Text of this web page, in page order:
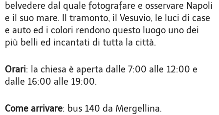
belvedere dal quale fotografare e osservare Napoli
e il suo mare. Il tramonto, il Vesuvio, le luci di case
e auto ed i colori rendono questo luogo uno dei
più belli ed incantati di tutta la città.
Orari: la chiesa è aperta dalle 7:00 alle 12:00 e
dalle 16:00 alle 19:00.
Come arrivare: bus 140 da Mergellina.